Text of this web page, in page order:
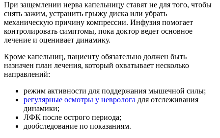
При защемлении нерва капельницу ставят не для того, чтобы
снять зажим, устранить грыжу диска или убрать
механическую причину компрессии. Инфузия помогает
контролировать симптомы, пока доктор ведет основное
лечение и оценивает динамику.
Кроме капельниц, пациенту обязательно должен быть
назначен план лечения, который охватывает несколько
направлений:
режим активности для поддержания мышечной силы;
регулярные осмотры у невролога для отслеживания
динамики;
ЛФК после острого периода;
дообследование по показаниям.